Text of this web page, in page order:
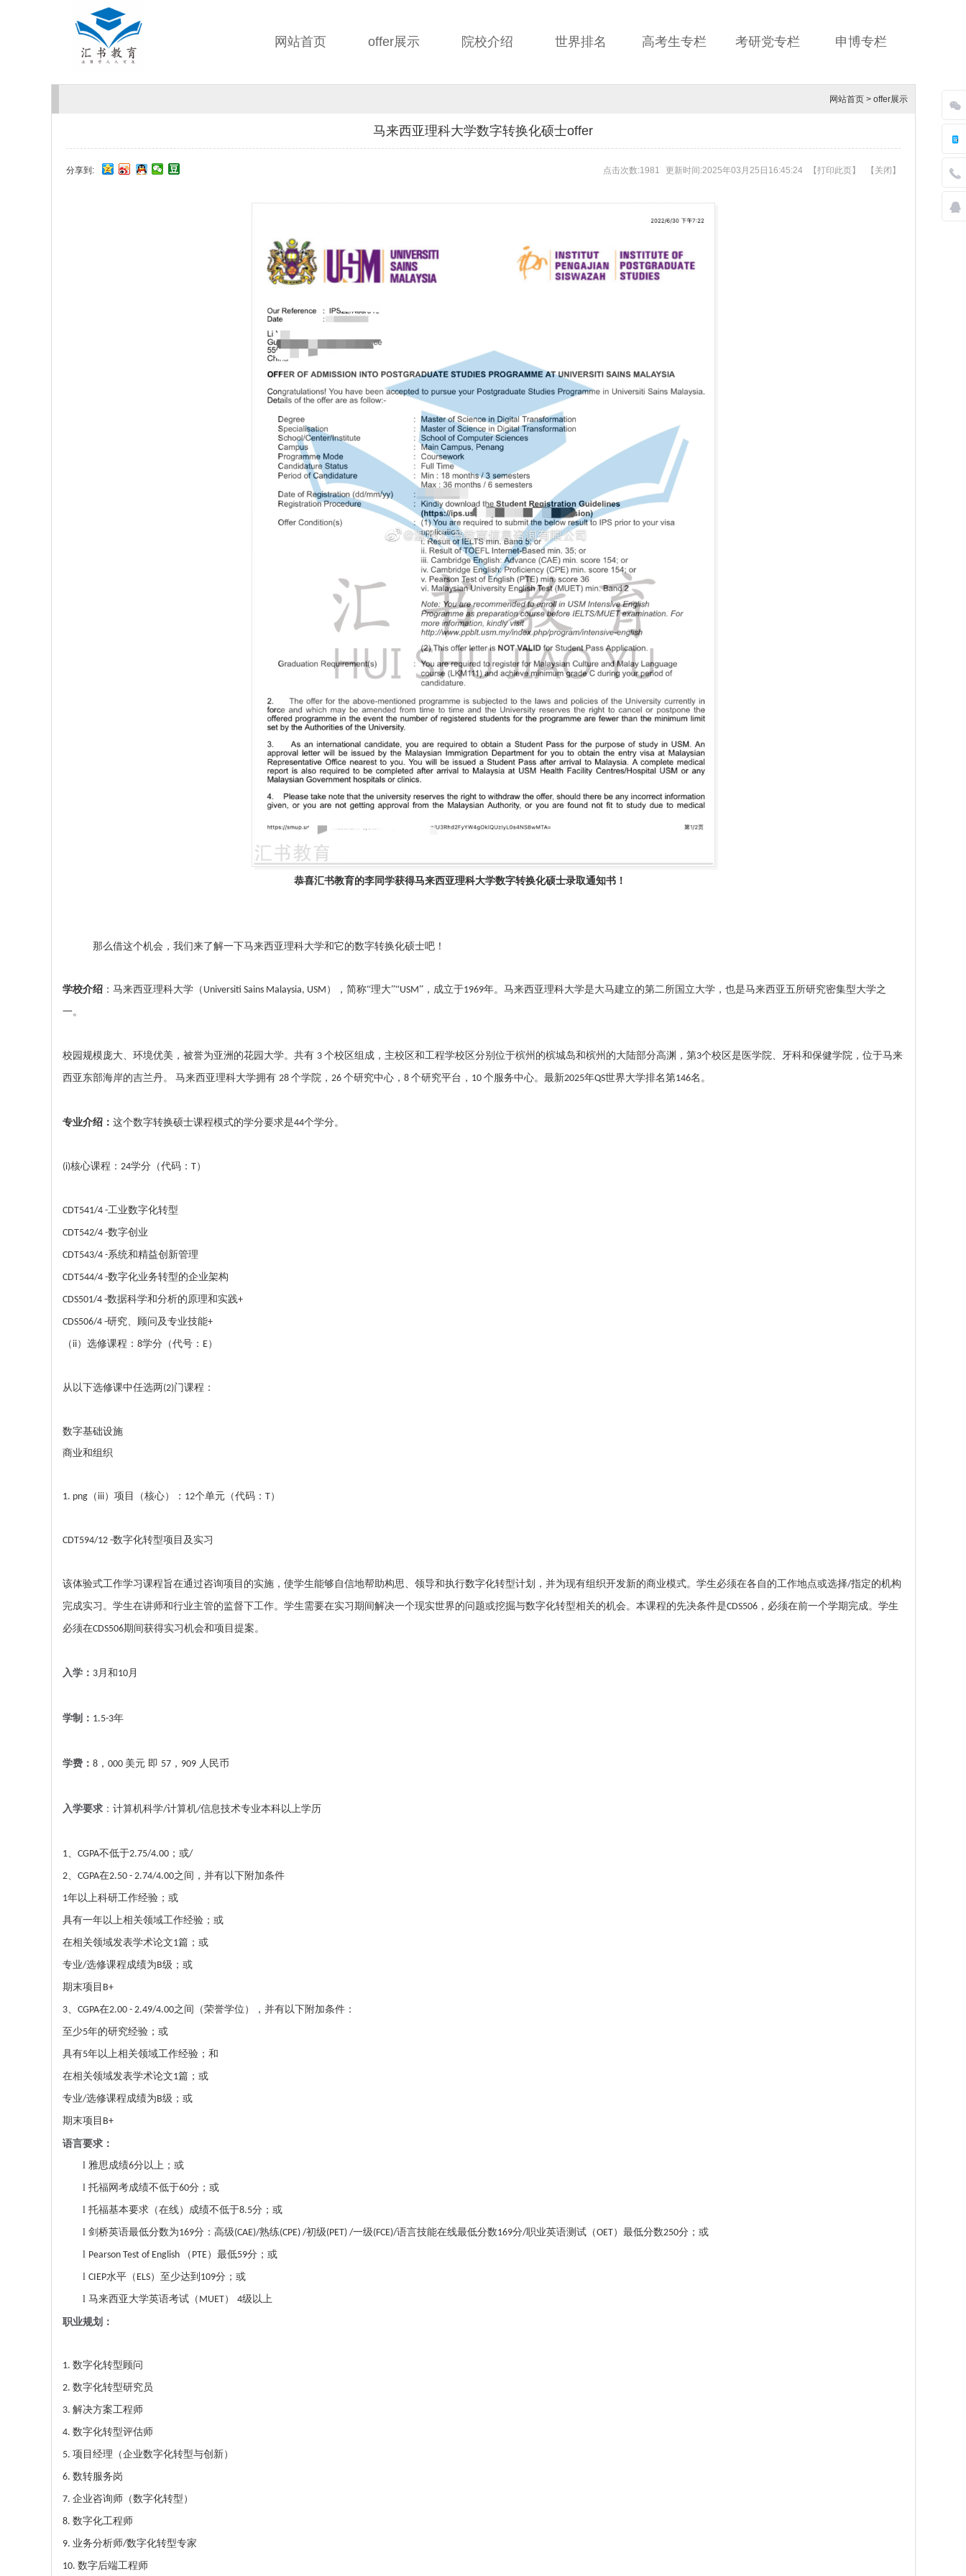
网站首页 offer展示 院校介绍 世界排名 高考生专栏 考研党专栏 申博专栏
网站首页> offer展示
马来西亚理科大学数字转换化硕士offer
分享到: 点击次数:1981 更新时间:2025年03月25日16:45:24 【打印此页】 【 关闭 】
恭喜汇书教育的李同学获得马来西亚理科大学数字转换化硕士录取通知书！
那么借这个机会，我们来了解一下马来西亚理科大学和它的数字转换化硕士吧！
学校介绍： 马来西亚理科大学（ Universiti Sains Malaysia, USM ），简称“理大”“USM”，成立于1969年。马来西亚理科大学是大马建立的第二所国立大学，也是马来西亚五所研究密集型大学之
一。
校园规模庞大、环境优美，被誉为亚洲的花园大学。共有 3 个校区组成，主校区和工程学校区分别位于槟州的槟城岛和槟州的大陆部分高渊 ，第3个校区是医学院、牙科和保健学院，位于马来
西亚东部海岸的吉兰丹。 马来西亚理科大学拥有 28 个学院， 26 个研究中心， 8 个研究平台， 10 个服务中心。 最新2025年QS世界大学排名第146名。
专业介绍： 这个数字转换硕士课程模式的学分要求是44个学分。
(i)核心课程： 24学分（代码： T）
CDT541/4 -工业数字化转型
CDT542/4 -数字创业
CDT543/4 -系统和精益创新管理
CDT544/4 -数字化业务转型的企业架构
CDS501/4 -数据科学和分析的原理和实践+
CDS506/4 -研究、顾问及专业技能+
（ ii）选修课程： 8学分（代号： E）
从以下选修课中任选两 (2)门课程：
数字基础设施
商业和组织
1. png（ iii）项目（核心）： 12个单元（代码： T）
CDT594/12 -数字化转型项目及实习
该体验式工作学习课程旨在通过咨询项目的实施，使学生能够自信地帮助构思、领导和执行数字化转型计划，并为现有组织开发新的商业模式。学生必须在各自的工作地点或选择/指定的机构
完成实习。学生在讲师和行业主管的监督下工作。学生需要在实习期间解决一个现实世界的问题或挖掘与数字化转型相关的机会。本课程的先决条件是CDS506，必须在前一个学期完成。学生
必须在CDS506期间获得实习机会和项目提案。
入学： 3月和 10月
学制： 1.5-3年
学费： 8， 000 美元 即 57， 909 人民币
入学要求： 计算机科学/计算机/信息技术专业本科以上学历
1、 CGPA不低于2.75/4.00；或/
2、 CGPA在2.50 - 2.74/4.00之间，并有以下附加条件
1年以上科研工作经验；或
具有一年以上相关领域工作经验；或
在相关领域发表学术论文1篇；或
专业/选修课程成绩为B级；或
期末项目 B+
3、 CGPA在2.00 - 2.49/4.00之间（荣誉学位），并有以下附加条件：
至少5年的研究经验；或
具有5年以上相关领域工作经验；和
在相关领域发表学术论文1篇；或
专业/选修课程成绩为B级；或
期末项目 B+
语言要求：
l 雅思成绩6分以上；或
l 托福网考成绩不低于60分；或
l 托福基本要求（在线）成绩不低于8.5分；或
l 剑桥英语最低分数为169分：高级(CAE)/熟练(CPE) /初级(PET) /一级(FCE)/语言技能在线最低分数169分/职业英语测试（OET）最低分数250分；或
l Pearson Test of English （ PTE）最低59分；或
l CIEP水平（ ELS）至少达到 109分；或
l 马来西亚大学英语考试（ MUET） 4级以上
职业规划：
1. 数字化转型顾问
2. 数字化转型研究员
3. 解决方案工程师
4. 数字化转型评估师
5. 项目经理（企业数字化转型与创新）
6. 数转服务岗
7. 企业咨询师（数字化转型）
8. 数字化工程师
9. 业务分析师/数字化转型专家
10. 数字后端工程师